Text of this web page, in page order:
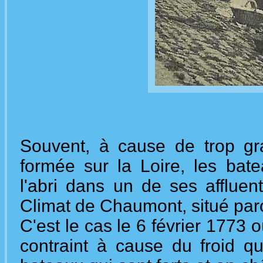
Souvent, à cause de trop
formée sur la Loire, les
l'abri dans un de ses
Climat de Chaumont, situé
C'est le cas le 6 février 1773
contraint à cause du froid